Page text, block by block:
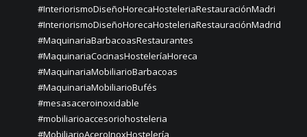
#InteriorismoDiseñoHorecaHosteleriaRestauraciónMadri
#InteriorismoDiseñoHorecaHosteleriaRestauraciónMadrid
#MaquinariaBarbacoasRestaurantes
#MaquinariaCocinasHosteleríaHoreca
#MaquinariaMobiliarioBarbacoas
#MaquinariaMobiliarioBufés
#mesasaceroinoxidable
#mobiliarioaccesoriohosteleria
#MobiliarioAceroInoxHostelería